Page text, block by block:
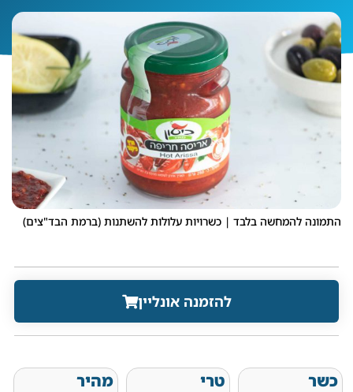
התמונה להמחשה בלבד | כשרויות עלולות להשתנות (ברמת הבד"צים)
להזמנה אונליין
כשר טרי מהיר